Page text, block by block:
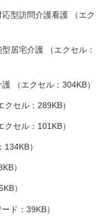
型訪問介護看護 （エク
居宅介護 （エクセル：
（エクセル：304KB）
セル：289KB）
セル：101KB）
）
）
）
ド：39KB）